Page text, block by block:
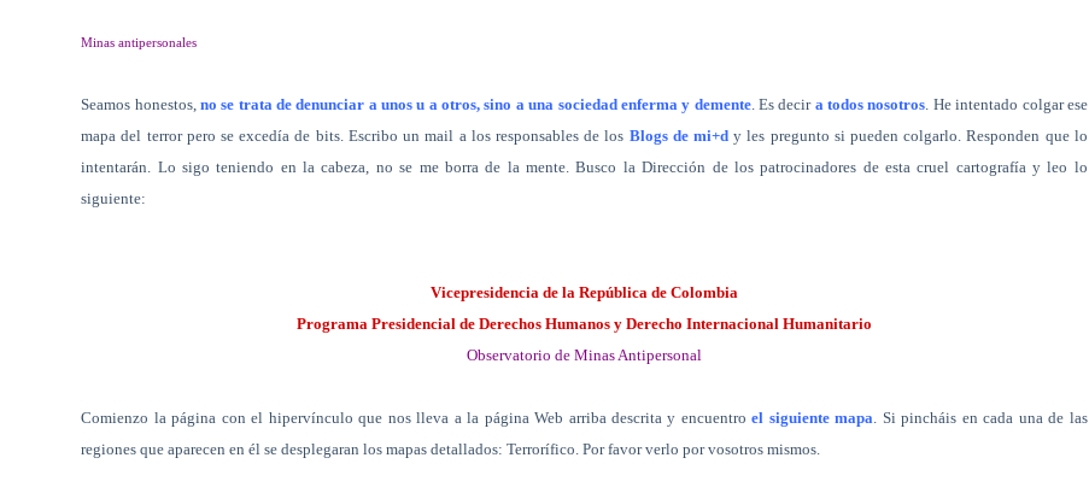
Minas antipersonales
Seamos honestos, no se trata de denunciar a unos u a otros, sino a una sociedad enferma y demente. Es decir a todos nosotros. He intentado colgar ese
mapa del terror pero se excedía de bits. Escribo un mail a los responsables de los Blogs de mi+dy les pregunto si pueden colgarlo. Responden que lo
intentarán. Lo sigo teniendo en la cabeza, no se me borra de la mente. Busco la Dirección de los patrocinadores de esta cruel cartografía y leo lo
siguiente:
Vicepresidencia de la República de Colombia
Programa Presidencial de Derechos Humanos y Derecho Internacional Humanitario
Observatorio de Minas Antipersonal
Comienzo la página con el hipervínculo que nos lleva a la página Web arriba descrita y encuentroel siguiente mapa. Si pincháis en cada una de las
regiones que aparecen en él se desplegaran los mapas detallados: Terrorífico. Por favor verlo por vosotros mismos.